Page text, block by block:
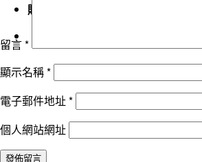
購物車
留言*
顯示名稱*
電子郵件地址*
個人網站網址